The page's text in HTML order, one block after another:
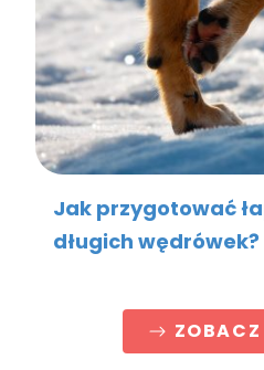
Jak przygotować
długich wędrówek?